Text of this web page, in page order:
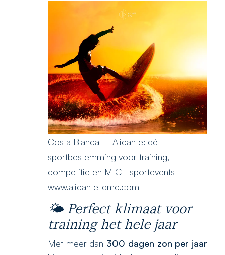
Costa Blanca – Alicante: dé
sportbestemming voor training,
competitie en MICE sportevents –
www.alicante-dmc.com
🌤️ Perfect klimaat voor
training het hele jaar
Met meer dan 300 dagen zon per jaar